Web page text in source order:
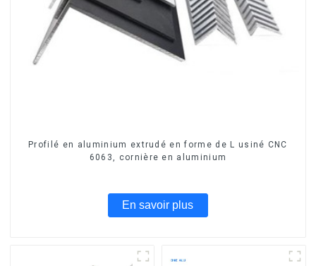
Profilé en aluminium extrudé en forme de L usiné CNC
6063, cornière en aluminium
En savoir plus